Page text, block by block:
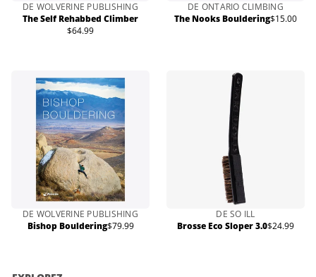
DE WOLVERINE PUBLISHING
The Self Rehabbed Climber
Prix
$64.99
DE ONTARIO CLIMBING
The Nooks BoulderingPrix
$15.00
DE WOLVERINE PUBLISHING
Bishop BoulderingPrix
$79.99
DE SO ILL
Brosse Eco Sloper 3.0Prix
$24.99